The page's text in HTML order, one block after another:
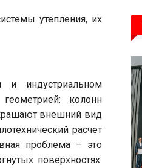
утепления, их
и индустриальном
колонн
внешний вид
расчет
проблема – это
поверхностях.